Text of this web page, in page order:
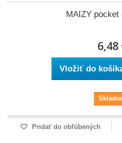
MAIZY pocket
6,48
Vložiť do
Pridať do obľúbených